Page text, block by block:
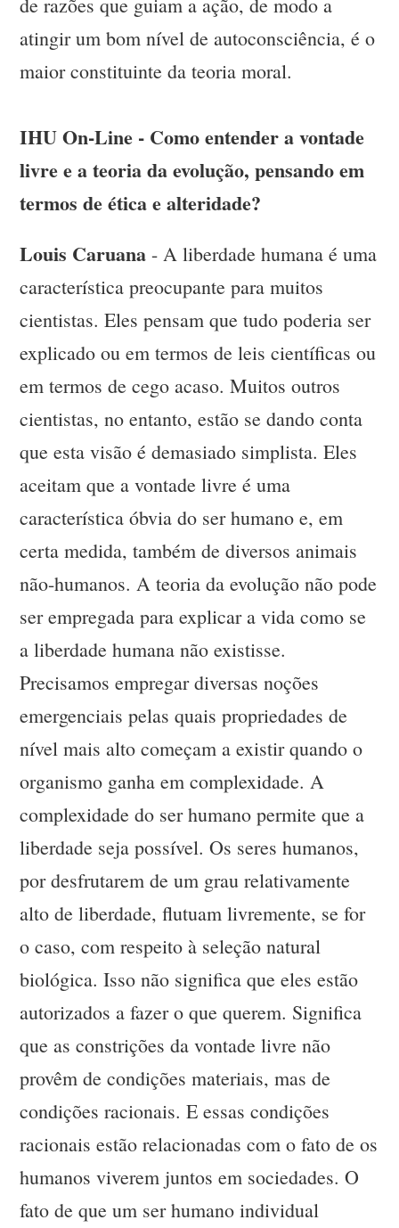
de razões que guiam a ação, de modo a
atingir um bom nível de autoconsciência, é o
maior constituinte da teoria moral.
IHU On-Line - Como entender a vontade
livre e a teoria da evolução, pensando em
termos de ética e alteridade?
Louis Caruana - A liberdade humana é uma
característica preocupante para muitos
cientistas. Eles pensam que tudo poderia ser
explicado ou em termos de leis científicas ou
em termos de cego acaso. Muitos outros
cientistas, no entanto, estão se dando conta
que esta visão é demasiado simplista. Eles
aceitam que a vontade livre é uma
característica óbvia do ser humano e, em
certa medida, também de diversos animais
não-humanos. A teoria da evolução não pode
ser empregada para explicar a vida como se
a liberdade humana não existisse.
Precisamos empregar diversas noções
emergenciais pelas quais propriedades de
nível mais alto começam a existir quando o
organismo ganha em complexidade. A
complexidade do ser humano permite que a
liberdade seja possível. Os seres humanos,
por desfrutarem de um grau relativamente
alto de liberdade, flutuam livremente, se for
o caso, com respeito à seleção natural
biológica. Isso não significa que eles estão
autorizados a fazer o que querem. Significa
que as constrições da vontade livre não
provêm de condições materiais, mas de
condições racionais. E essas condições
racionais estão relacionadas com o fato de os
humanos viverem juntos em sociedades. O
fato de que um ser humano individual